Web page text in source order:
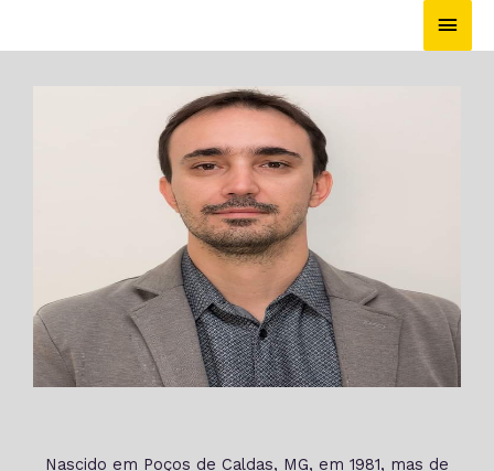
Nascido em Poços de Caldas, MG, em 1981, mas de